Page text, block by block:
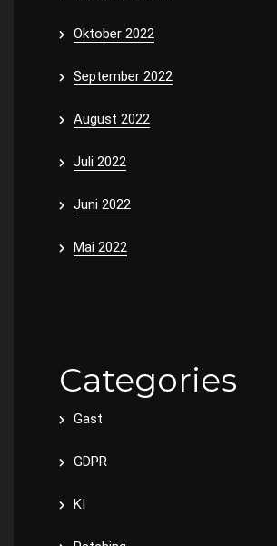
Oktober 2022
September 2022
August 2022
Juli 2022
Juni 2022
Mai 2022
Categories
Gast
GDPR
KI